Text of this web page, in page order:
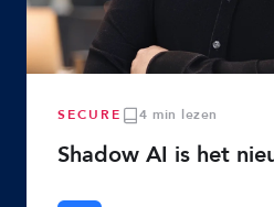
SECURE 4 min lezen
Shadow AI is het